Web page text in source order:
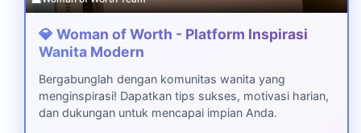
💎 Woman of Worth - Platform Inspirasi
Wanita Modern
Bergabunglah dengan komunitas wanita yang
menginspirasi! Dapatkan tips sukses, motivasi harian,
dan dukungan untuk mencapai impian Anda.